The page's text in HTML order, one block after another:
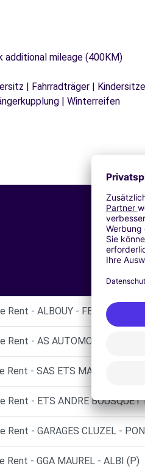
additional mileage (400KM)
| Fahrradträger |
| Winterreifen
Rent - ALBOUY - FERREIRA
Rent - AS AUTOMOBILES -
Rent - SAS ETS MARLAUD -
Rent - ETS ANDRE
Rent - GARAGES CLUZEL -
Rent - GGA MAUREL - ALBI (P)